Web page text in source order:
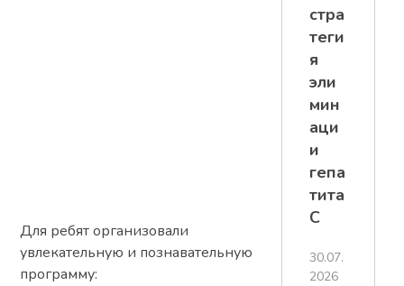
Для ребят организовали
увлекательную и познавательную
программу:
стра
теги
я
эли
мин
аци
и
гепа
тита
С
30.07.
2026